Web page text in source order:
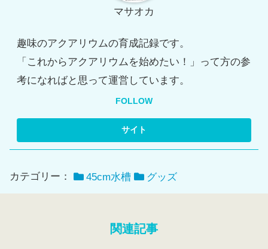
マサオカ
趣味のアクアリウムの育成記録です。
「これからアクアリウムを始めたい！」って方の参
考になればと思って運営しています。
FOLLOW
カテゴリー： 45cm水槽 グッズ
関連記事